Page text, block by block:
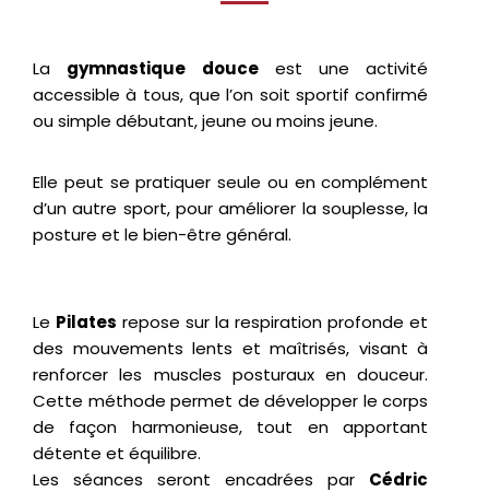
La gymnastique douceest une activité
accessible à tous, que l’on soit sportif confirmé
ou simple débutant, jeune ou moins jeune.
Elle peut se pratiquer seule ou en complément
d’un autre sport, pour améliorer la souplesse, la
posture et le bien-être général.
Le Pilates repose sur la respiration profonde et
des mouvements lents et maîtrisés, visant à
renforcer les muscles posturaux en douceur.
Cette méthode permet de développer le corps
de façon harmonieuse, tout en apportant
détente et équilibre.
Les séances seront encadrées par Cédric